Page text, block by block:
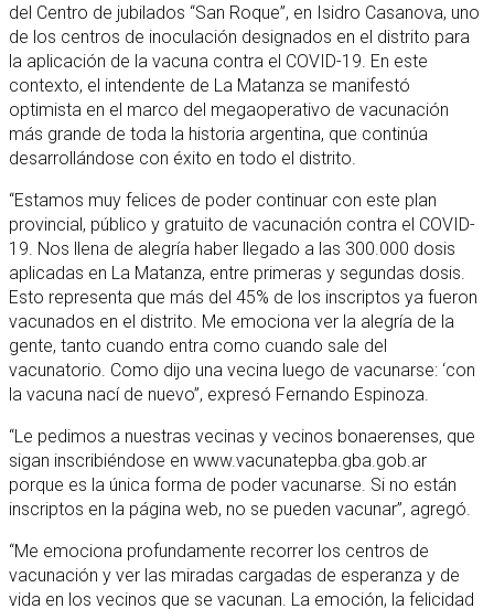
del Centro de jubilados “San Roque”, en Isidro Casanova, uno
de los centros de inoculación designados en el distrito para
la aplicación de la vacuna contra el COVID-19. En este
contexto, el intendente de La Matanza se manifestó
optimista en el marco del megaoperativo de vacunación
más grande de toda la historia argentina, que continúa
desarrollándose con éxito en todo el distrito.
“Estamos muy felices de poder continuar con este plan
provincial, público y gratuito de vacunación contra el COVID-
19. Nos llena de alegría haber llegado a las 300.000 dosis
aplicadas en La Matanza, entre primeras y segundas dosis.
Esto representa que más del 45% de los inscriptos ya fueron
vacunados en el distrito. Me emociona ver la alegría de la
gente, tanto cuando entra como cuando sale del
vacunatorio. Como dijo una vecina luego de vacunarse: ‘con
la vacuna nací de nuevo”, expresó Fernando Espinoza.
“Le pedimos a nuestras vecinas y vecinos bonaerenses, que
sigan inscribiéndose en www.vacunatepba.gba.gob.ar
porque es la única forma de poder vacunarse. Si no están
inscriptos en la página web, no se pueden vacunar”, agregó.
“Me emociona profundamente recorrer los centros de
vacunación y ver las miradas cargadas de esperanza y de
vida en los vecinos que se vacunan. La emoción, la felicidad